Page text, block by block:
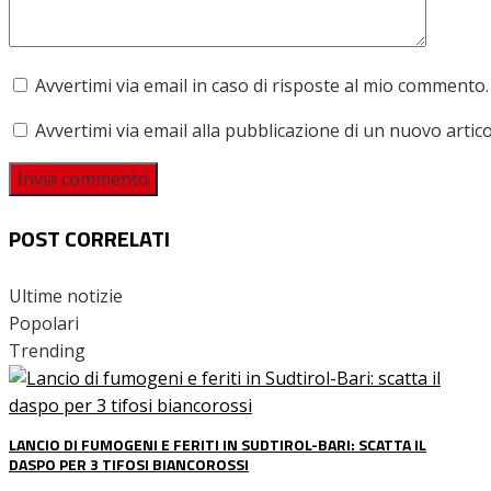
Avvertimi via email in caso di risposte al mio commento.
Avvertimi via email alla pubblicazione di un nuovo
POST CORRELATI
Ultime notizie
Popolari
Trending
LANCIO DI FUMOGENI E FERITI IN SUDTIROL-BARI: SCATTA IL
DASPO PER 3 TIFOSI BIANCOROSSI